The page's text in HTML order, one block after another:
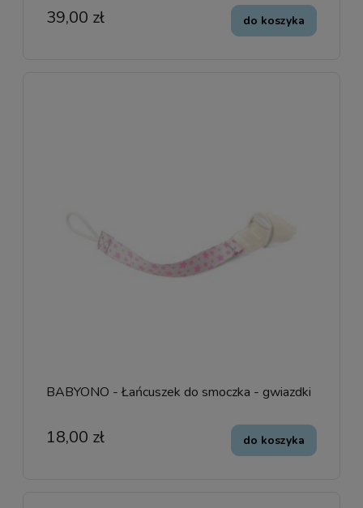
39,00 zł do koszyka
BABYONO - Łańcuszek do smoczka - gwiazdki
18,00 zł do koszyka